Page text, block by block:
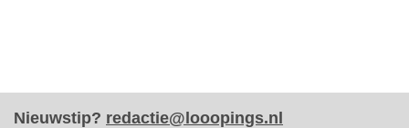
Nieuwstip? redactie@looopings.nl